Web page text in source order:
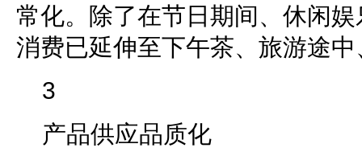
常化。除了在节日期间、休闲
消费已延伸至下午茶、旅游途
3
产品供应品质化